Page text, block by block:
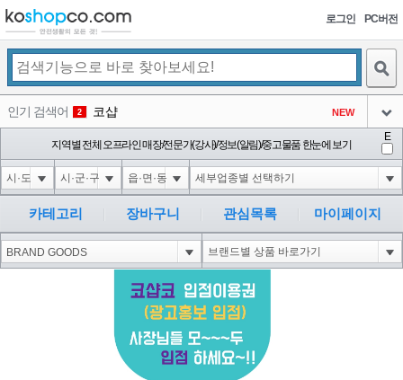
로그인 PC버전
인기 검색어 2 코샵 NEW
3 익스
아이콘
4 미끄럼방지
아이콘
5 대성설렁탕
아이콘
-16
6 1-1 waitfor delay '0:0:15' --
아이콘
-1
1
지역별 전체 오프라인 매장/전문가(강사)/정보(알림)/중고물품 한눈에 보기
E
카테고리 장바구니 관심목록 마이페이지